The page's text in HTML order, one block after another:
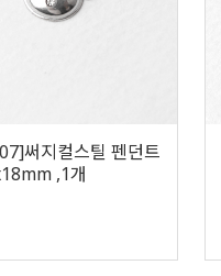
써지컬스틸 펜던트
,1개